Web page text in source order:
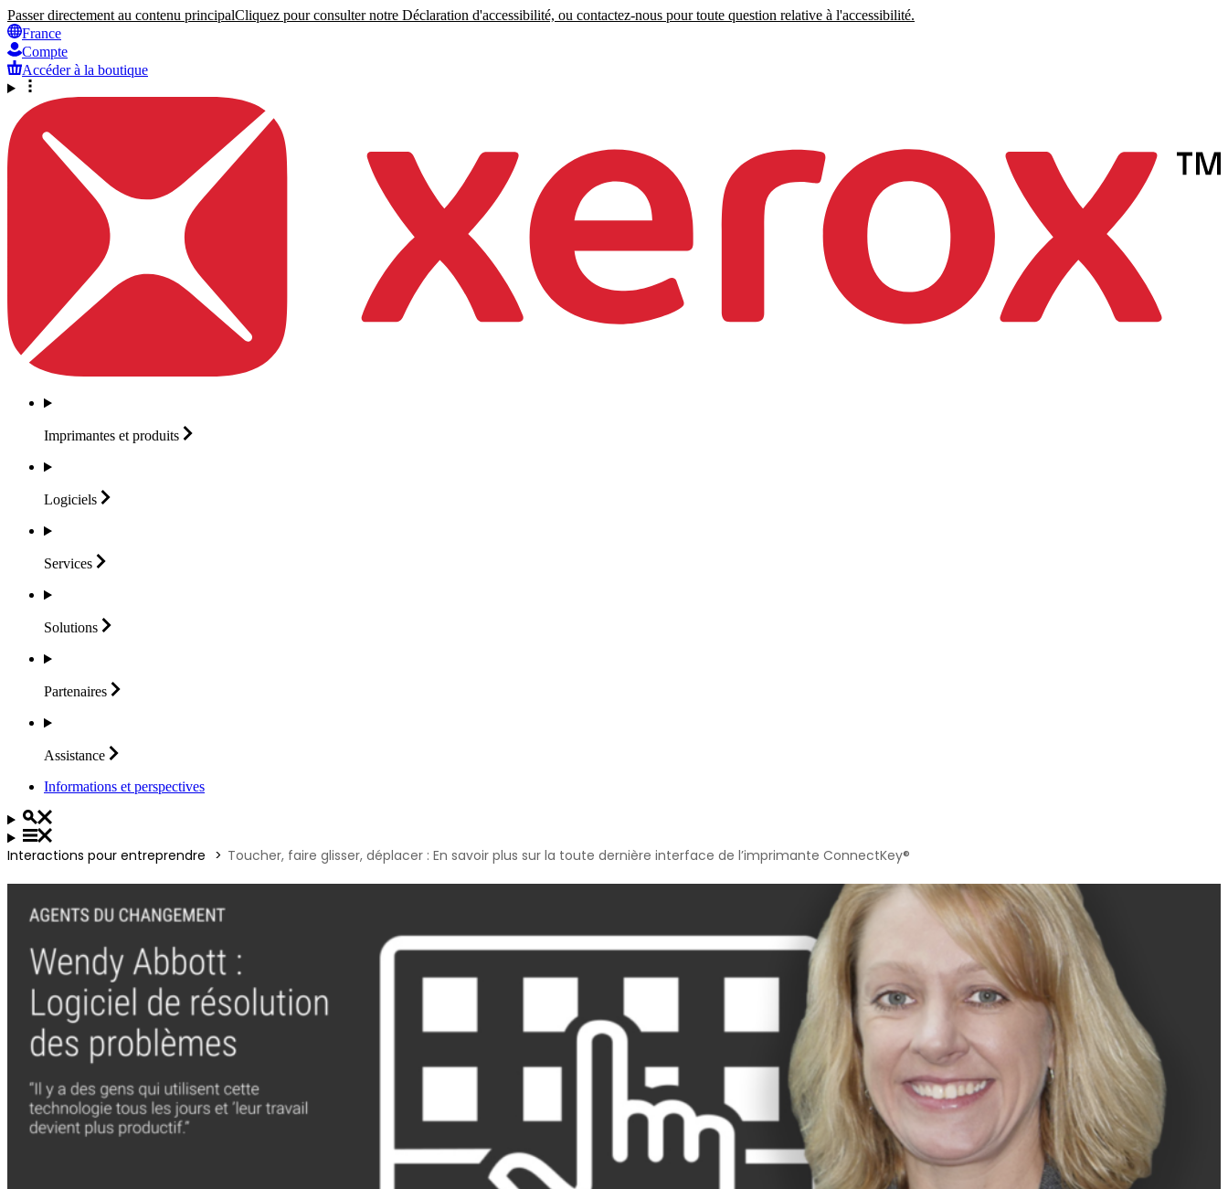
Passer directement au contenu principalCliquez pour consulter notre Déclaration d'accessibilité, ou contactez-nous pour toute question relative à l'accessibilité.
France
Compte
Accéder à la boutique
Imprimantes et produits
Logiciels
Services
Solutions
Partenaires
Assistance
Informations et perspectives
Interactions pour entreprendre Toucher, faire glisser, déplacer : En savoir plus sur la toute dernière interface de l’imprimante ConnectKey®